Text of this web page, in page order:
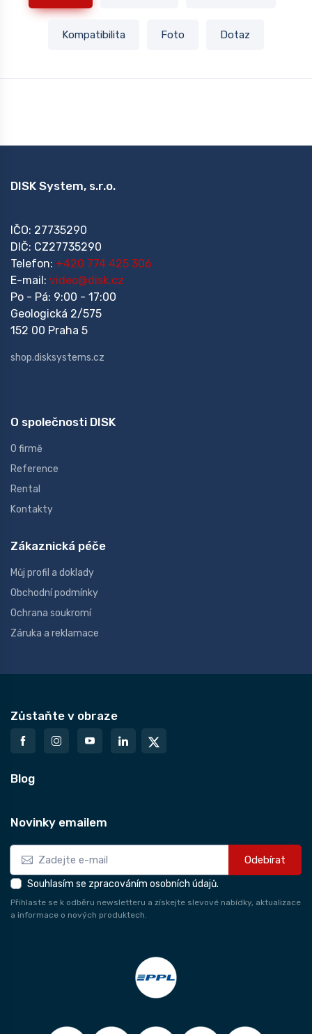
Kompatibilita Foto Dotaz
DISK System, s.r.o.
IČO: 27735290
DIČ: CZ27735290
Telefon: +420 774 425 306
E-mail: video@disk.cz
Po - Pá: 9:00 - 17:00
Geologická 2/575
152 00 Praha 5
shop.disksystems.cz
O společnosti DISK
O firmě
Reference
Rental
Kontakty
Zákaznická péče
Můj profil a doklady
Obchodní podmínky
Ochrana soukromí
Záruka a reklamace
Zůstaňte v obraze
Blog
Novinky emailem
Odebírat
Souhlasím se zpracováním osobních údajů.
Přihlaste se k odběru newsletteru a získejte slevové nabídky, aktualizace
a informace o nových produktech.